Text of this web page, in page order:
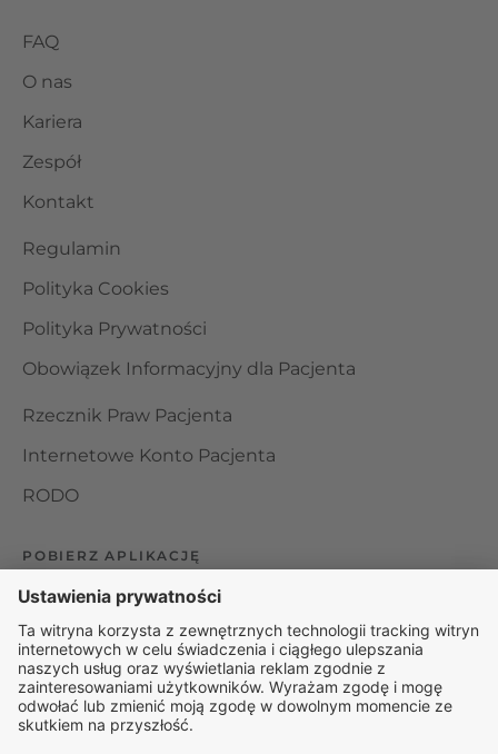
FAQ
O nas
Kariera
Zespół
Kontakt
Regulamin
Polityka Cookies
Polityka Prywatności
Obowiązek Informacyjny dla Pacjenta
Rzecznik Praw Pacjenta
Internetowe Konto Pacjenta
RODO
POBIERZ APLIKACJĘ
Organizator udzielania świadczeń telemedycznych jest
podmiotem leczniczym w rozumieniu ustawy z dnia 15
kwietnia 2011 roku o działalności leczniczej, wpisanym do
rejestru podmiotów wykonujących działalność leczniczą pod